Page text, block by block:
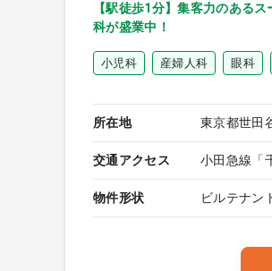
【駅徒歩1分】集客力のある
科が盛業中！
小児科 産婦人科 眼科
所在地 東京都世田
交通アクセス 小田急線「
物件形状 ビルテナン